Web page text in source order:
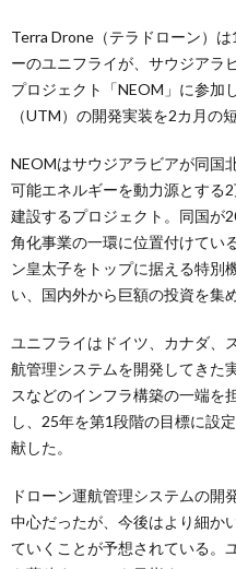
Terra Drone（テラドローン）
ーのユニフライが、サウジアラ
プロジェクト「NEOM」に参加
（UTM）の開発実装を2カ月の
NEOMはサウジアラビアが同国
可能エネルギーを動力源とする
建設するプロジェクト。同国が
角化事業の一環に位置付けてい
ン皇太子をトップに据える特別
い、国内外から巨額の投資を集
ユニフライはドイツ、カナダ、
航管理システムを開発してきた
スなどのインフラ構築の一端を
し、25年を第1段階の目標に設
献した。
ドローン運航管理システムの開
中心だったが、今後はより細か
ていくことが予想されている。